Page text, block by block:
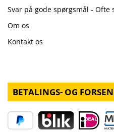
Svar på gode spørgsmål - Ofte
Om os
Kontakt os
BETALINGS- OG